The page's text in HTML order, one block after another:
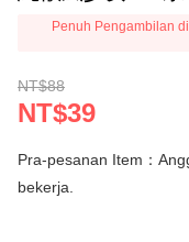
Penuh Pengambilan
NT$88
NT$39
Pra-pesanan Item：
bekerja.